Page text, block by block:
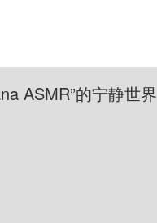
ASMR”的宁静世界